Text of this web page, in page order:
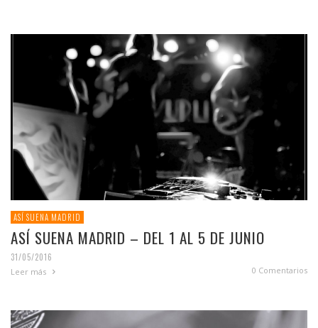
ASÍ SUENA MADRID
ASÍ SUENA MADRID – DEL 1 AL 5 DE JUNIO
31/05/2016
Leer más 0 Comentarios